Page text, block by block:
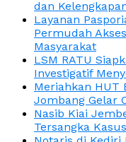
dan
Layanan
Permudah
Masyarakat
LSM RATU
Investigatif
Meriahkan HUT
Jombang Gelar
Nasib Kiai
Tersangka